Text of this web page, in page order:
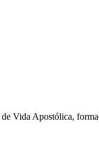
Vida Apostólica,